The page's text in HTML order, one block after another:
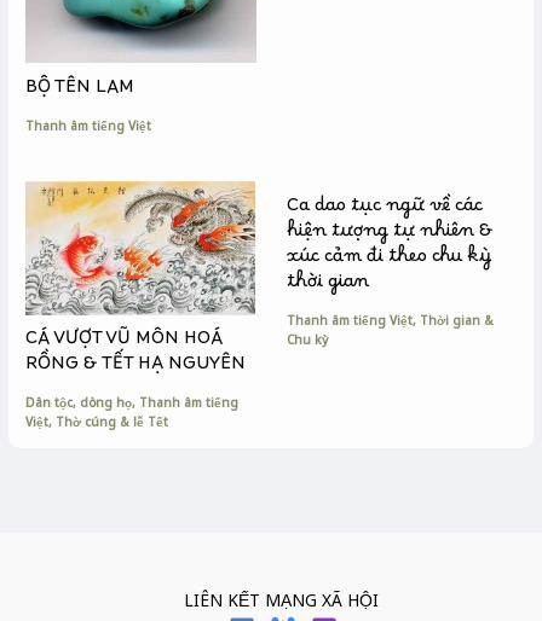
BỘ TÊN LAM
Thanh âm tiếng Việt
CÁ VƯỢT VŨ MÔN HOÁ
RỒNG & TẾT HẠ NGUYÊN
Dân tộc, dòng họ, Thanh âm tiếng
Việt, Thờ cúng & lễ Tết
Ca dao tục ngữ về các
hiện tượng tự nhiên &
xúc cảm đi theo chu kỳ
thời gian
Thanh âm tiếng Việt, Thời gian &
Chu kỳ
LIÊN KẾT MẠNG XÃ HỘI